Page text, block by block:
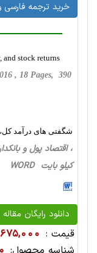
خرید ترجمه فارسی
and stock returns
, 18 Pages, 390
شگفتی های درآمد
کیلو بایت WORD
دانلود رایگان
قیمت : 2,675,000